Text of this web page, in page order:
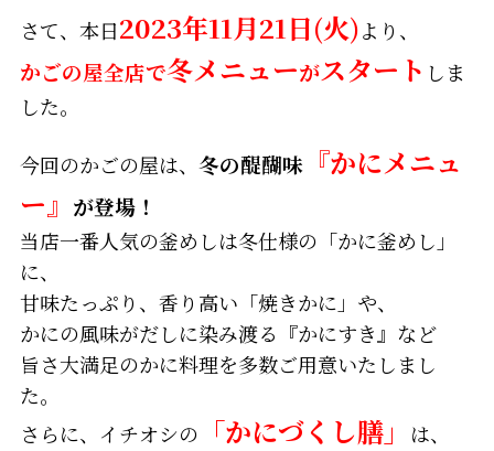
さて、本日2023年11月21日(火)より、
かごの屋全店で冬メニューがスタート しま
した。
今回のかごの屋は、 冬の醍醐味『かにメニュ
ー』 が登場！
当店一番人気の釜めしは冬仕様の「かに釜めし」
に、
甘味たっぷり、香り高い「焼きかに」や、
かにの風味がだしに染み渡る『かにすき』など
旨さ大満足のかに料理を多数ご用意いたしまし
た。
さらに、イチオシの
「かにづくし膳」
は、